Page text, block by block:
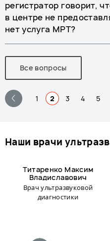
регистратор говорит,
в центре не
нет услуга МРТ?
Все вопросы
1 2 3 4 5
наши врачи
Титаренко Максим
Владиславович
Врач ультразвуковой
диагностики